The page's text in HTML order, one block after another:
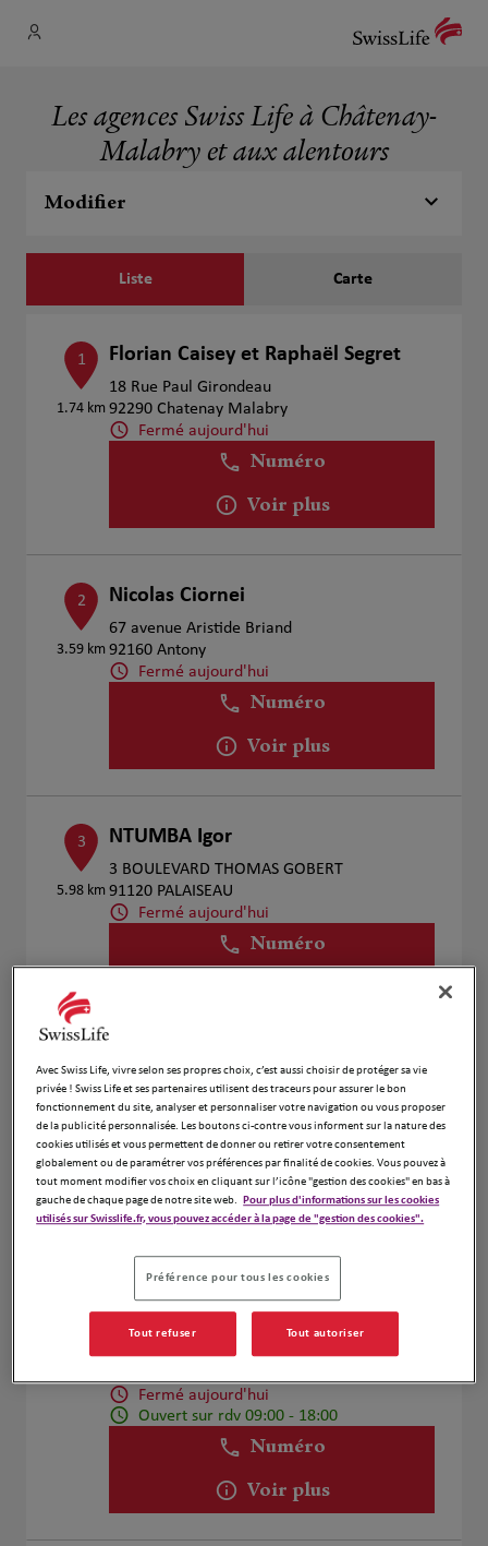
Les agences Swiss Life à Châtenay-
Malabry et aux alentours
Modifier
Liste Carte
1
1.74 km
Florian Caisey et Raphaël Segret
18 Rue Paul Girondeau
92290 Chatenay Malabry
Fermé aujourd'hui
Numéro
Voir plus
2
3.59 km
Nicolas Ciornei
67 avenue Aristide Briand
92160 Antony
Fermé aujourd'hui
Numéro
Voir plus
3
5.98 km
NTUMBA Igor
3 BOULEVARD THOMAS GOBERT
91120 PALAISEAU
Fermé aujourd'hui
Numéro
4
6.77 km
Benjamin Proux et Oana Horge
13 Rue Camille Desmoulins
92130 Issy les Moulineaux
Fermé aujourd'hui
Numéro
Voir plus
Antoine MALPEYRE
118 Rue du Vieux Pont de Sèvres
Fermé aujourd'hui
Ouvert sur rdv 09:00 - 18:00
Numéro
Voir plus
Avec Swiss Life, vivre selon ses propres choix, c’est aussi choisir de protéger sa vie
privée ! Swiss Life et ses partenaires utilisent des traceurs pour assurer le bon
fonctionnement du site, analyser et personnaliser votre navigation ou vous proposer
de la publicité personnalisée. Les boutons ci-contre vous informent sur la nature des
cookies utilisés et vous permettent de donner ou retirer votre consentement
globalement ou de paramétrer vos préférences par finalité de cookies. Vous pouvez à
tout moment modifier vos choix en cliquant sur l’icône "gestion des cookies" en bas à
gauche de chaque page de notre site web. Pour plus d'informations sur les cookies
utilisés sur Swisslife.fr, vous pouvez accéder à la page de "gestion des cookies".
Préférence pour tous les cookies
Tout refuser Tout autoriser